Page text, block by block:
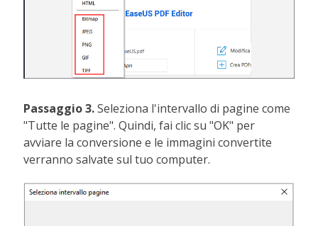
Passaggio 3.Seleziona l'intervallo di pagine come
"Tutte le pagine". Quindi, fai clic su "OK" per
avviare la conversione e le immagini convertite
verranno salvate sul tuo computer.